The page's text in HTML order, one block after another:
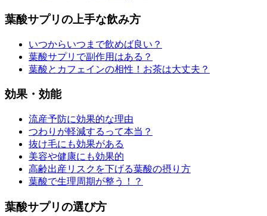
葉酸サプリの上手な飲み方
いつからいつまで飲めば良い？
葉酸サプリで副作用はある？
葉酸とカフェインの相性！お茶は大丈夫？
効果・効能
流産予防に効果的な理由
つわりが軽減するって本当？
抜け毛にも効果がある
美容や健康にも効果的
高齢出産リスクを下げる葉酸の摂り方
葉酸で生理周期が整う！？
葉酸サプリの選び方